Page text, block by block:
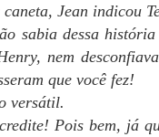
Jean indicou
sabia dessa
nem
que você fez!
versátil.
Pois bem, já
outra pessoa muito
em breve.
DA TARDE, final das aulas
NÚMERO 10
PESSOAL!
dormi só 4 horas nas
para manter a